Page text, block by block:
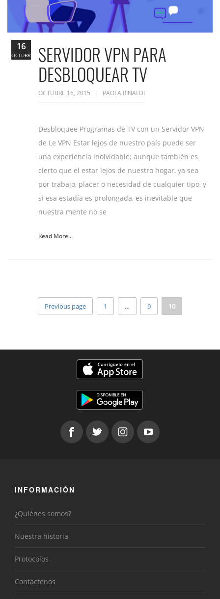
SERVIDOR VPN PARA
DESBLOQUEAR TV
OCTUBRE 16, 2015 PAOLA RINALDI
Desbloquee Programas de TV con un Servidor VPN
de Le VPN Estar lejos de nuestro país puede ser
una experiencia inolvidable; aunque también es
cierto que el estar lejos de nuestro hogar, ya sea
por trabajo, placer o necesidad de cualquier tipo, y
si esa estadía es prolongada, es inevitable que
nuestra mente no se
Read More...
16
OCTUBRE
Previous page 1 … 9 10
INFORMACIÓN
¿Quiénes somos?
Nuestra historia
Protocolos
Contáctenos